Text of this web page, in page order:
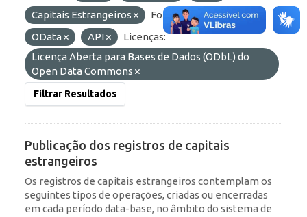
Capitais Estrangeiros
Formatos:
HTML
OData
API
Licenças:
Licença Aberta para Bases de Dados (ODbL) do
Open Data Commons
Filtrar Resultados
Publicação dos registros de capitais
estrangeiros
Os registros de capitais estrangeiros contemplam os
seguintes tipos de operações, criadas ou encerradas
em cada período data-base, no âmbito do sistema de